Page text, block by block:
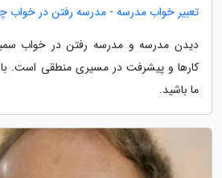
تعبیر خواب مدرسه - مدرسه رفتن در خواب
دیدن مدرسه و مدرسه رفتن در خواب
کارها و پیشرفت در مسیری منطقی است. با
ما باشید.